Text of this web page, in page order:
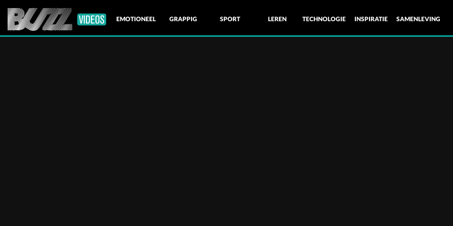
EMOTIONEEL GRAPPIG SPORT LEREN TECHNOLOGIE INSPIRATIE SAMENLEVING